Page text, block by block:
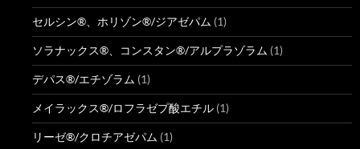
セルシン®、ホリゾン®/ジアゼパム (1)
ソラナックス®、コンスタン®/アルプラゾラム (1)
デパス®/エチゾラム (1)
メイラックス®/ロフラゼプ酸エチル (1)
リーゼ®/クロチアゼパム (1)